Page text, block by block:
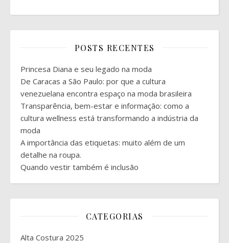
POSTS RECENTES
Princesa Diana e seu legado na moda
De Caracas a São Paulo: por que a cultura
venezuelana encontra espaço na moda brasileira
Transparência, bem-estar e informação: como a
cultura wellness está transformando a indústria da
moda
A importância das etiquetas: muito além de um
detalhe na roupa.
Quando vestir também é inclusão
CATEGORIAS
Alta Costura 2025